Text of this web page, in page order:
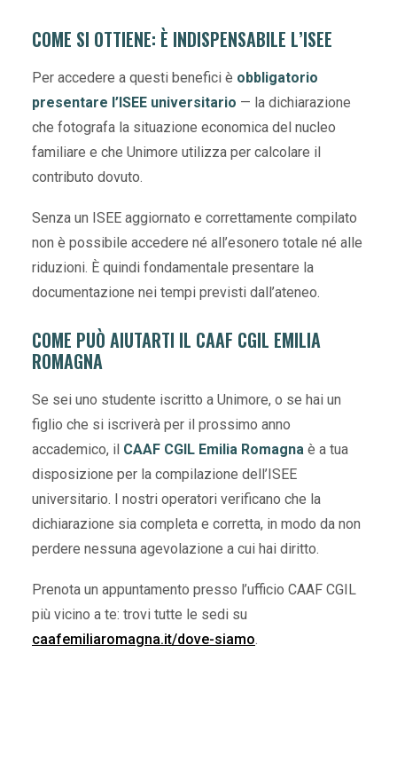
COME SI OTTIENE: È INDISPENSABILE L’ISEE
Per accedere a questi benefici è obbligatorio
presentare l’ISEE universitario — la dichiarazione
che fotografa la situazione economica del nucleo
familiare e che Unimore utilizza per calcolare il
contributo dovuto.
Senza un ISEE aggiornato e correttamente compilato
non è possibile accedere né all’esonero totale né alle
riduzioni. È quindi fondamentale presentare la
documentazione nei tempi previsti dall’ateneo.
COME PUÒ AIUTARTI IL CAAF CGIL EMILIA
ROMAGNA
Se sei uno studente iscritto a Unimore, o se hai un
figlio che si iscriverà per il prossimo anno
accademico, il CAAF CGIL Emilia Romagna è a tua
disposizione per la compilazione dell’ISEE
universitario. I nostri operatori verificano che la
dichiarazione sia completa e corretta, in modo da non
perdere nessuna agevolazione a cui hai diritto.
Prenota un appuntamento presso l’ufficio CAAF CGIL
più vicino a te: trovi tutte le sedi su
caafemiliaromagna.it/dove-siamo.